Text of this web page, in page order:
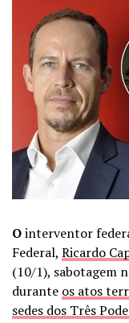
Ointerventor
Federal, Ricardo
(10/1), sabotagem
durante os atos
sedes dos Três